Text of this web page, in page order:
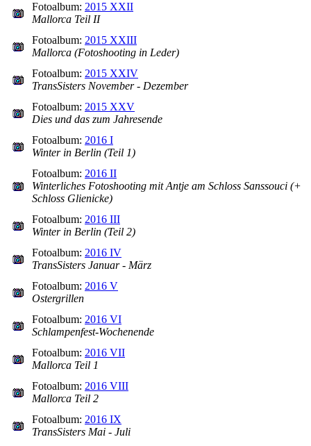
Fotoalbum: 2015 XXII
Mallorca Teil II
Fotoalbum: 2015 XXIII
Mallorca (Fotoshooting in Leder)
Fotoalbum: 2015 XXIV
TransSisters November - Dezember
Fotoalbum: 2015 XXV
Dies und das zum Jahresende
Fotoalbum: 2016 I
Winter in Berlin (Teil 1)
Fotoalbum: 2016 II
Winterliches Fotoshooting mit Antje am Schloss Sanssouci (+
Schloss Glienicke)
Fotoalbum: 2016 III
Winter in Berlin (Teil 2)
Fotoalbum: 2016 IV
TransSisters Januar - März
Fotoalbum: 2016 V
Ostergrillen
Fotoalbum: 2016 VI
Schlampenfest-Wochenende
Fotoalbum: 2016 VII
Mallorca Teil 1
Fotoalbum: 2016 VIII
Mallorca Teil 2
Fotoalbum: 2016 IX
TransSisters Mai - Juli